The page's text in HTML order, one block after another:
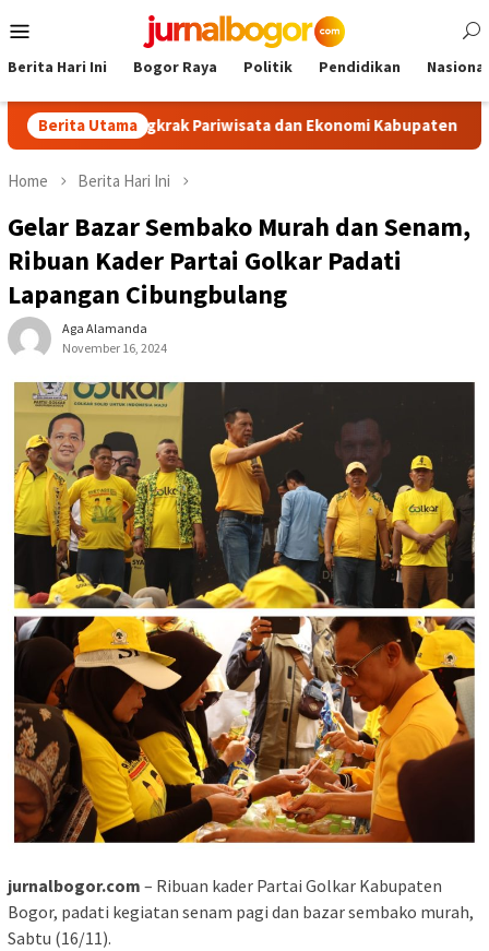
to
Menu
Berita Hari Ini Bogor Raya Politik Pendidikan Nasional
Berita Utama
Dongkrak Pariwisata dan Ekonomi Kabupaten Bogor
Home Berita Hari Ini
Gelar Bazar Sembako Murah dan Senam,
Ribuan Kader Partai Golkar Padati
Lapangan Cibungbulang
Aga Alamanda
November 16, 2024
jurnalbogor.com – Ribuan kader Partai Golkar Kabupaten
Bogor, padati kegiatan senam pagi dan bazar sembako murah,
Sabtu (16/11).